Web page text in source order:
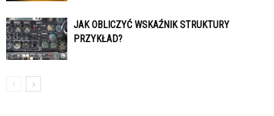
JAK OBLICZYĆ WSKAŹNIK STRUKTURY
PRZYKŁAD?